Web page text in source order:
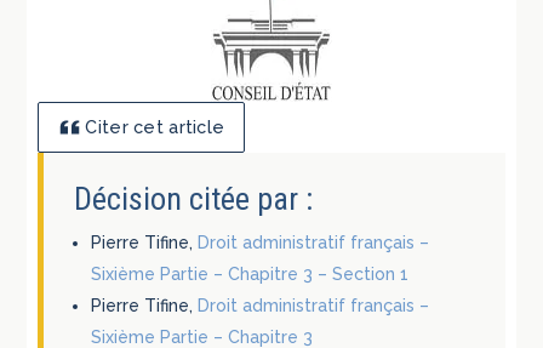
Citer cet article
Décision citée par :
Pierre Tifine, Droit administratif français –
Sixième Partie – Chapitre 3 – Section 1
Pierre Tifine, Droit administratif français –
Sixième Partie – Chapitre 3